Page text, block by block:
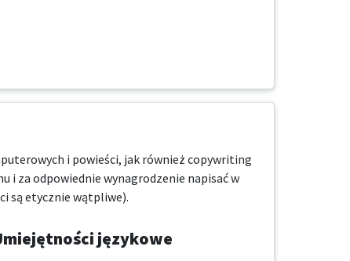
i powieści, jak również copywriting
i za odpowiednie wynagrodzenie napisać w
są etycznie wątpliwe).
językowe